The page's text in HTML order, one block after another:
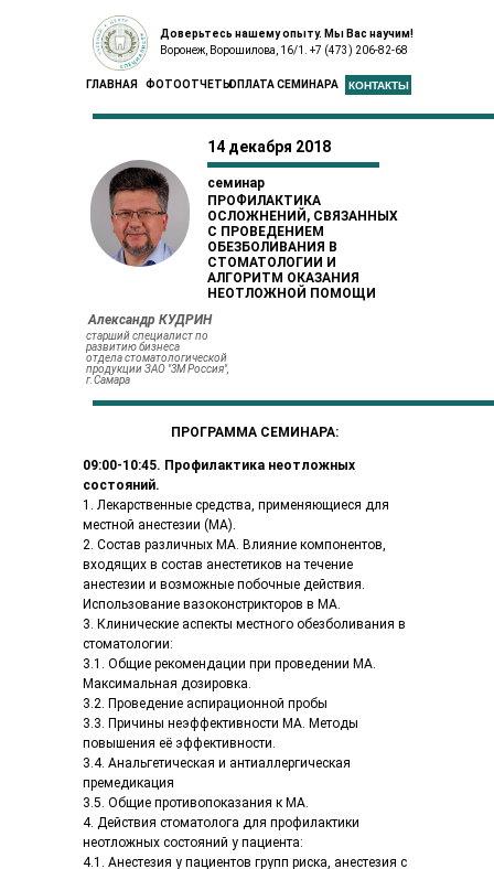
Доверьтесь нашему опыту. Мы Вас научим!
Воронеж, Ворошилова, 16/1. +7 (473) 206-82-68
ГЛАВНАЯ ФОТООТЧЕТЫОПЛАТА СЕМИНАРА КОНТАКТЫ
ПРОФИЛАКТИКА
ОСЛОЖНЕНИЙ, СВЯЗАННЫХ
С ПРОВЕДЕНИЕМ
ОБЕЗБОЛИВАНИЯ В
СТОМАТОЛОГИИ И
АЛГОРИТМ ОКАЗАНИЯ
НЕОТЛОЖНОЙ ПОМОЩИ
Александр КУДРИН
14 декабря 2018
старший специалист по
развитию бизнеса
отдела стоматологической
продукции ЗАО "3М Россия",
г.Самара
семинар
09:00-1 0:45. Профилактика неотложных
состояний.
1. Лекарственные средства, применяющиеся для
местной анестезии (МА).
2. Состав различных МА. Влияние компонентов,
входящих в состав анестетиков на течение
анестезии и возможные побочные действия.
Использование вазоконстрикторов в МА.
3. Клинические аспекты местного обезболивания в
стоматологии:
3.1. Общие рекомендации при проведении МА.
Максимальная дозировка.
3.2. Проведение аспирационной пробы
3.3. Причины неэффективности МА. Методы
повышения её эффективности.
3.4. Анальгетическая и антиаллергическая
премедикация
3.5. Общие противопоказания к МА.
4. Действия стоматолога для профилактики
неотложных состояний у пациента:
4.1. Анестезия у пациентов групп риска, анестезия с
ПРОГРАММА СЕМИНАРА: